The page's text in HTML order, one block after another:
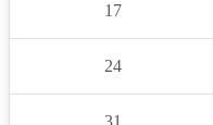
17
24
31